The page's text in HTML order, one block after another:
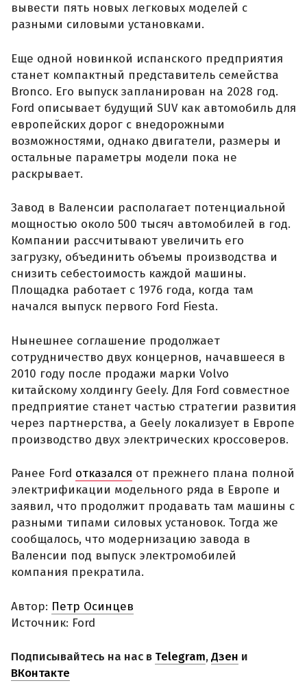
вывести пять новых легковых моделей с
разными силовыми установками.
Еще одной новинкой испанского предприятия
станет компактный представитель семейства
Bronco. Его выпуск запланирован на 2028 год.
Ford описывает будущий SUV как автомобиль для
европейских дорог с внедорожными
возможностями, однако двигатели, размеры и
остальные параметры модели пока не
раскрывает.
Завод в Валенсии располагает потенциальной
мощностью около 500 тысяч автомобилей в год.
Компании рассчитывают увеличить его
загрузку, объединить объемы производства и
снизить себестоимость каждой машины.
Площадка работает с 1976 года, когда там
начался выпуск первого Ford Fiesta.
Нынешнее соглашение продолжает
сотрудничество двух концернов, начавшееся в
2010 году после продажи марки Volvo
китайскому холдингу Geely. Для Ford совместное
предприятие станет частью стратегии развития
через партнерства, а Geely локализует в Европе
производство двух электрических кроссоверов.
Ранее Ford отказался от прежнего плана полной
электрификации модельного ряда в Европе и
заявил, что продолжит продавать там машины с
разными типами силовых установок. Тогда же
сообщалось, что модернизацию завода в
Валенсии под выпуск электромобилей
компания прекратила.
Автор: Петр Осинцев
Источник: Ford
Подписывайтесь на нас в Telegram,Дзен и
ВКонтакте